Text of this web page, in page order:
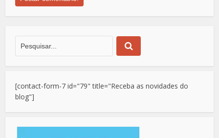
[contact-form-7 id="79" title="Receba as novidades do
blog"]